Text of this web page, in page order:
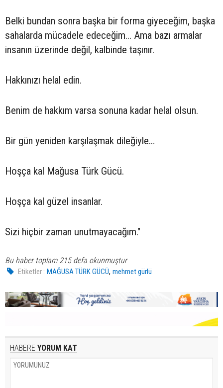
Belki bundan sonra başka bir forma giyeceğim, başka
sahalarda mücadele edeceğim… Ama bazı armalar
insanın üzerinde değil, kalbinde taşınır.
Hakkınızı helal edin.
Benim de hakkım varsa sonuna kadar helal olsun.
Bir gün yeniden karşılaşmak dileğiyle…
Hoşça kal Mağusa Türk Gücü.
Hoşça kal güzel insanlar.
Sizi hiçbir zaman unutmayacağım."
Bu haber toplam 215 defa okunmuştur
Etiketler : MAĞUSA TÜRK GÜCÜ,mehmet gürlü
HABERE YORUM KAT